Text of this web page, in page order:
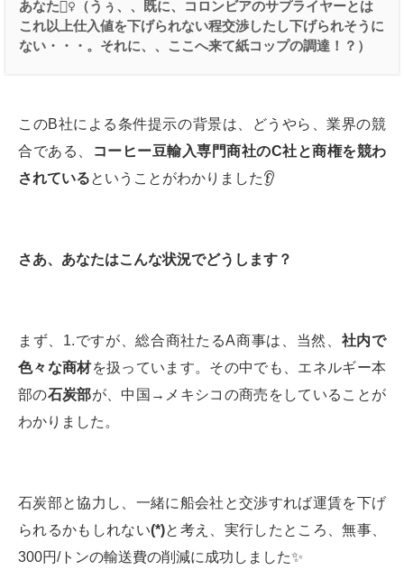
あなた👱‍♀️ （うぅ、、既に、コロンビアのサプライヤーとは
これ以上仕入値を下げられない程交渉したし下げられそうに
ない・・・。それに、、ここへ来て紙コップの調達！？）
このB社による条件提示の背景は、どうやら、業界の競
合である、
コーヒー豆輸入専門商社のC社と商権を競わ
されているということがわかりました👂
さあ、あなたはこんな状況でどうします？
まず、1.ですが、総合商社たるA商事は、当然、 社内で
色々な商材を扱っています。その中でも、エネルギー本
部の石炭部が、中国→メキシコの商売をしていることが
わかりました。
石炭部と協力し、一緒に船会社と交渉すれば運賃を下げ
られるかもしれない(*)と考え、実行したところ、無事、
300円/トンの輸送費の削減に成功しました✨